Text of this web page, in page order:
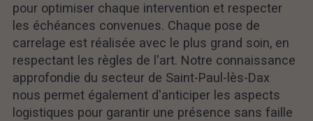
pour optimiser chaque intervention et respecter
les échéances convenues. Chaque pose de
carrelage est réalisée avec le plus grand soin, en
respectant les règles de l'art. Notre connaissance
approfondie du secteur de Saint-Paul-lès-Dax
nous permet également d'anticiper les aspects
logistiques pour garantir une présence sans faille